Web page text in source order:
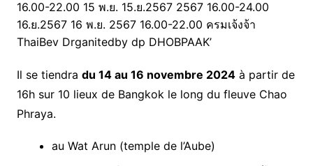
Il se tiendra du 14 au 16 novembre 2024à partir de
16h sur 10 lieux de Bangkok le long du fleuve Chao
Phraya.
au Wat Arun (temple de l’Aube)